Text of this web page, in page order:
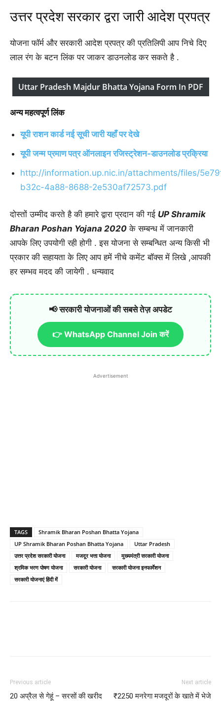
उत्तर प्रदेश सरकार द्वरा जारी आदेश प्रपत्र
योजना फॉर्म और सरकारी आदेश प्रपत्र की प्रतिलिपी आप निचे दिए
लाल रंग के बटन लिंक पर जाकर डाउनलोड कर सकते है .
Uttar Pradesh Majdur Bhatta Yojana Form In PDF
अन्य महत्वपूर्ण लिंक
यूपी राशन कार्ड नई सूची जारी यहाँ पर देखे
यूपी जन्म प्रमाण पत्र ऑनलाइन रजिस्ट्रेशन-डाउनलोड प्रक्रिया
http://information.up.nic.in/attachments/files/
b32c-4a88-8688-2e530af72573.pdf
दोस्तों उम्मीद करते है की हमारे द्वारा प्रदान की गई UP Shramik
Bharan Poshan Yojana 2020 के सम्बन्ध में जानकारी
आपके लिए उपयोगी रही होगी . इस योजना से सम्बन्धित अन्य किसी भी
प्रकार की सहायता के लिए आप हमें नीचे कमेंट बॉक्स में लिखे ,आपकी
हर सम्भव मदद की जायेगी . धन्यवाद
📢 सरकारी योजनाओं की सबसे तेज़ अपडेट
👉 WhatsApp Channel Join करें
Advertisement
TAGS
Shramik Bharan Poshan Bhatta Yojana
UP Shramik Bharan Poshan Bhatta Yojana
Uttar Pradesh
उत्तर प्रदेश सरकारी योजना
मजदूर भत्ता योजना
मुख्यमंत्री सरकारी योजना
श्रमिक भरण पोषण योजना
सरकारी योजना
सरकारी योजना इनफार्मेशन
सरकारी योजनाएं हिंदी में
Previous article
20 अप्रैल से गेहूं – सरसों की खरीद
Next article
₹2250 मनरेगा मजदूरों के खाते में भेजे